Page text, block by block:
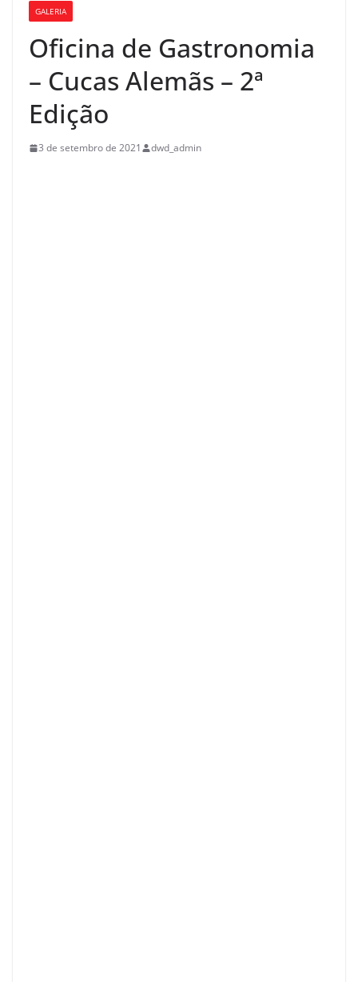
GALERIA
Oficina de Gastronomia
– Cucas Alemãs – 2ª
Edição
3 de setembro de 2021 dwd_admin